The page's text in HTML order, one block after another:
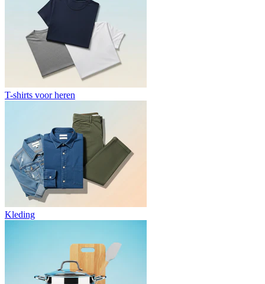
T-shirts voor heren
Kleding